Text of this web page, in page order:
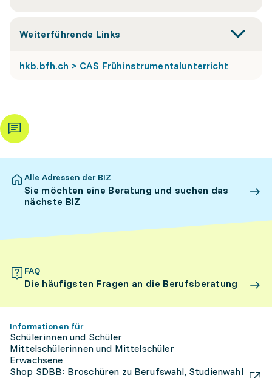
Weiterführende Links
hkb.bfh.ch > CAS Frühinstrumentalunterricht
Alle Adressen der BIZ
Sie möchten eine Beratung und suchen das
nächste BIZ
FAQ
Die häufigsten Fragen an die Berufsberatung
Informationen für
Schülerinnen und Schüler
Mittelschülerinnen und Mittelschüler
Erwachsene
Shop SDBB: Broschüren zu Berufswahl, Studienwahl